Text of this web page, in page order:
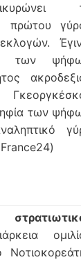
πρώτου
των
των